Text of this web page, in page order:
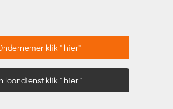
klik " hier"
loondienst klik " hier "